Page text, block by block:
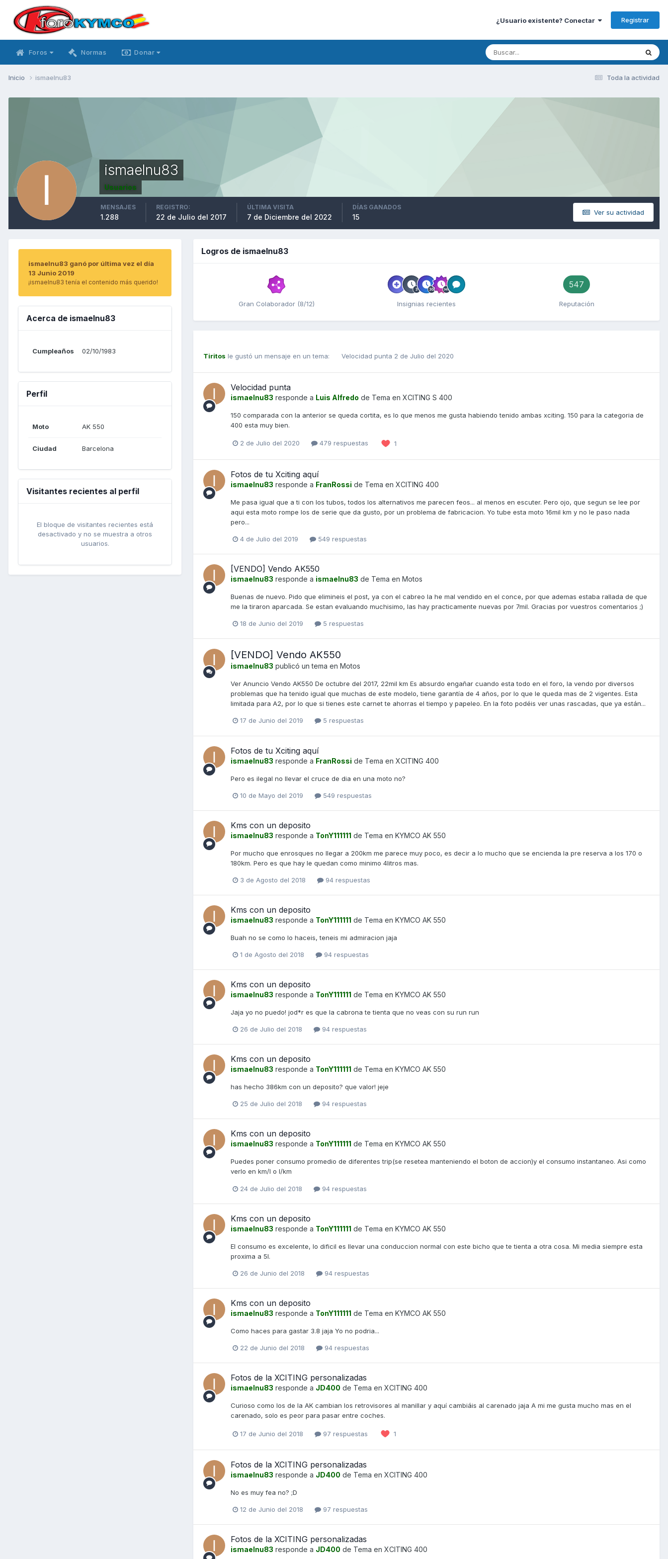
¿Usuario existente? Conectar Registrar
Foros Normas Donar
Toda la actividad
Inicio ismaelnu83
ismaelnu83
Usuarios
Ver su actividad
MENSAJES
1.288
REGISTRO:
22 de Julio del 2017
ÚLTIMA VISITA
7 de Diciembre del 2022
DÍAS GANADOS
15
ismaelnu83 ganó por última vez el día
13 Junio 2019
¡ismaelnu83 tenía el contenido más querido!
Acerca de ismaelnu83
Cumpleaños 02/10/1983
Perfil
Moto AK 550
Ciudad Barcelona
Visitantes recientes al perfil
El bloque de visitantes recientes está
desactivado y no se muestra a otros
usuarios.
Logros de ismaelnu83
Gran Colaborador (8/12) Insignias recientes
547
Reputación
Tiritos le gustó un mensaje en un tema: Velocidad punta 2 de Julio del 2020
Velocidad punta
ismaelnu83 responde a Luis Alfredo de Tema en XCITING S 400
150 comparada con la anterior se queda cortita, es lo que menos me gusta habiendo tenido ambas xciting. 150 para la categoria de
400 esta muy bien.
2 de Julio del 2020 479 respuestas 1
Fotos de tu Xciting aquí
ismaelnu83 responde a FranRossi de Tema en XCITING 400
Me pasa igual que a ti con los tubos, todos los alternativos me parecen feos... al menos en escuter. Pero ojo, que segun se lee por
aqui esta moto rompe los de serie que da gusto, por un problema de fabricacion. Yo tube esta moto 16mil km y no le paso nada
pero...
4 de Julio del 2019 549 respuestas
[VENDO] Vendo AK550
ismaelnu83 responde a ismaelnu83 de Tema en Motos
Buenas de nuevo. Pido que elimineis el post, ya con el cabreo la he mal vendido en el conce, por que ademas estaba rallada de que
me la tiraron aparcada. Se estan evaluando muchisimo, las hay practicamente nuevas por 7mil. Gracias por vuestros comentarios ;)
18 de Junio del 2019 5 respuestas
[VENDO] Vendo AK550
ismaelnu83 publicó un tema en Motos
Ver Anuncio Vendo AK550 De octubre del 2017, 22mil km Es absurdo engañar cuando esta todo en el foro, la vendo por diversos
problemas que ha tenido igual que muchas de este modelo, tiene garantía de 4 años, por lo que le queda mas de 2 vigentes. Esta
limitada para A2, por lo que si tienes este carnet te ahorras el tiempo y papeleo. En la foto podéis ver unas rascadas, que ya están...
17 de Junio del 2019 5 respuestas
Fotos de tu Xciting aquí
ismaelnu83 responde a FranRossi de Tema en XCITING 400
Pero es ilegal no llevar el cruce de dia en una moto no?
10 de Mayo del 2019 549 respuestas
Kms con un deposito
ismaelnu83 responde a TonY111111 de Tema en KYMCO AK 550
Por mucho que enrosques no llegar a 200km me parece muy poco, es decir a lo mucho que se encienda la pre reserva a los 170 o
180km. Pero es que hay le quedan como minimo 4litros mas.
3 de Agosto del 2018 94 respuestas
Kms con un deposito
ismaelnu83 responde a TonY111111 de Tema en KYMCO AK 550
Buah no se como lo haceis, teneis mi admiracion jaja
1 de Agosto del 2018 94 respuestas
Kms con un deposito
ismaelnu83 responde a TonY111111 de Tema en KYMCO AK 550
Jaja yo no puedo! jod*r es que la cabrona te tienta que no veas con su run run
26 de Julio del 2018 94 respuestas
Kms con un deposito
ismaelnu83 responde a TonY111111 de Tema en KYMCO AK 550
has hecho 386km con un deposito? que valor! jeje
25 de Julio del 2018 94 respuestas
Kms con un deposito
ismaelnu83 responde a TonY111111 de Tema en KYMCO AK 550
Puedes poner consumo promedio de diferentes trip(se resetea manteniendo el boton de accion)y el consumo instantaneo. Asi como
verlo en km/l o l/km
24 de Julio del 2018 94 respuestas
Kms con un deposito
ismaelnu83 responde a TonY111111 de Tema en KYMCO AK 550
El consumo es excelente, lo dificil es llevar una conduccion normal con este bicho que te tienta a otra cosa. Mi media siempre esta
proxima a 5l.
26 de Junio del 2018 94 respuestas
Kms con un deposito
ismaelnu83 responde a TonY111111 de Tema en KYMCO AK 550
Como haces para gastar 3.8 jaja Yo no podria...
22 de Junio del 2018 94 respuestas
Fotos de la XCITING personalizadas
ismaelnu83 responde a JD400 de Tema en XCITING 400
Curioso como los de la AK cambian los retrovisores al manillar y aquí cambiáis al carenado jaja A mi me gusta mucho mas en el
carenado, solo es peor para pasar entre coches.
17 de Junio del 2018 97 respuestas 1
Fotos de la XCITING personalizadas
ismaelnu83 responde a JD400 de Tema en XCITING 400
No es muy fea no? ;D
12 de Junio del 2018 97 respuestas
Fotos de la XCITING personalizadas
ismaelnu83 responde a JD400 de Tema en XCITING 400